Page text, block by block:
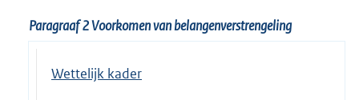
Paragraaf 2Voorkomen van belangenverstrengeling
Wettelijk kader